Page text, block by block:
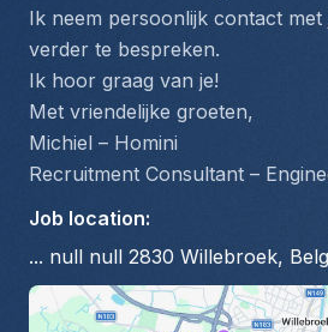
Ik neem persoonlijk contact met
verder te bespreken.
Ik hoor graag van je!
Met vriendelijke groeten,
Michiel – Homini
Recruitment Consultant –
Job location:
... null null 2830 Willebroek,